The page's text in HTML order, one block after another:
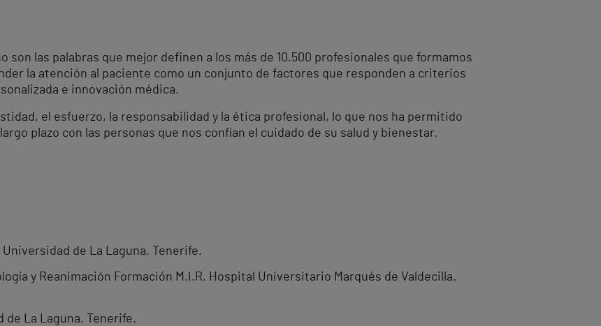
son las palabras que mejor definen a los más de 10.500 profesionales que formamos
la atención al paciente como un conjunto de factores que responden a criterios
e innovación médica.
el esfuerzo, la responsabilidad y la ética profesional, lo que nos ha permitido
plazo con las personas que nos confían el cuidado de su salud y bienestar.
de La Laguna. Tenerife.
y Reanimación Formación M.I.R. Hospital Universitario Marqués de Valdecilla.
de La Laguna. Tenerife.